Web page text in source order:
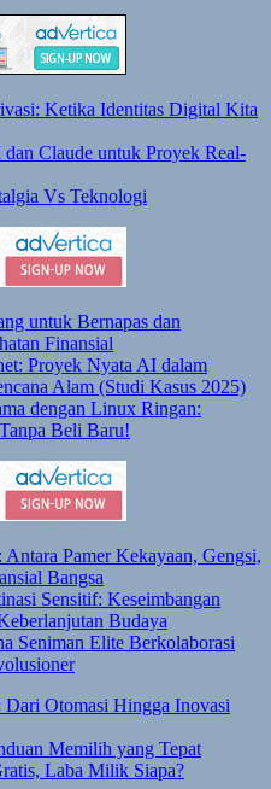
Ketika Identitas Digital Kita
Claude untuk Proyek Real-
Vs Teknologi
untuk Bernapas dan
Finansial
Proyek Nyata AI dalam
Alam (Studi Kasus 2025)
dengan Linux Ringan:
Beli Baru!
Pamer Kekayaan, Gengsi,
Bangsa
Sensitif: Keseimbangan
Budaya
Seniman Elite Berkolaborasi
Otomasi Hingga Inovasi
Memilih yang Tepat
Laba Milik Siapa?